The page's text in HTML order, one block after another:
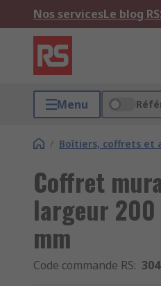
Nos servicesLe blog RS
Menu
/ Boîtiers, coffrets et
Coffret
largeur
mm
Code commande RS: